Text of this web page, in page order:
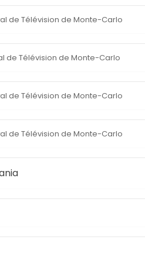
de Télévision de Monte-Carlo
de Télévision de Monte-Carlo
de Télévision de Monte-Carlo
de Télévision de Monte-Carlo